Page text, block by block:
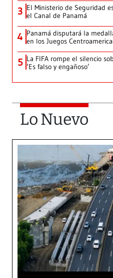
3 El Ministerio de Seguridad
el Canal de Panamá
4 Panamá disputará la
en los Juegos
5 La FIFA rompe el silencio
‘Es falso y engañoso’
Lo Nuevo